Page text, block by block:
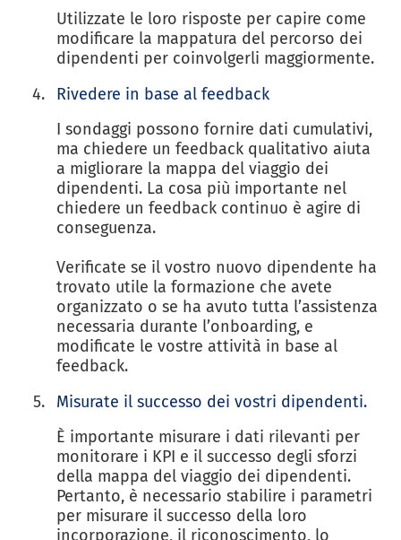
Utilizzate le loro risposte per capire come
modificare la mappatura del percorso dei
dipendenti per coinvolgerli maggiormente.
Rivedere in base al feedback
I sondaggi possono fornire dati cumulativi,
ma chiedere un feedback qualitativo aiuta
a migliorare la mappa del viaggio dei
dipendenti. La cosa più importante nel
chiedere un feedback continuo è agire di
conseguenza.
Verificate se il vostro nuovo dipendente ha
trovato utile la formazione che avete
organizzato o se ha avuto tutta l’assistenza
necessaria durante l’onboarding, e
modificate le vostre attività in base al
feedback.
Misurate il successo dei vostri dipendenti.
È importante misurare i dati rilevanti per
monitorare i KPI e il successo degli sforzi
della mappa del viaggio dei dipendenti.
Pertanto, è necessario stabilire i parametri
per misurare il successo della loro
incorporazione, il riconoscimento, lo